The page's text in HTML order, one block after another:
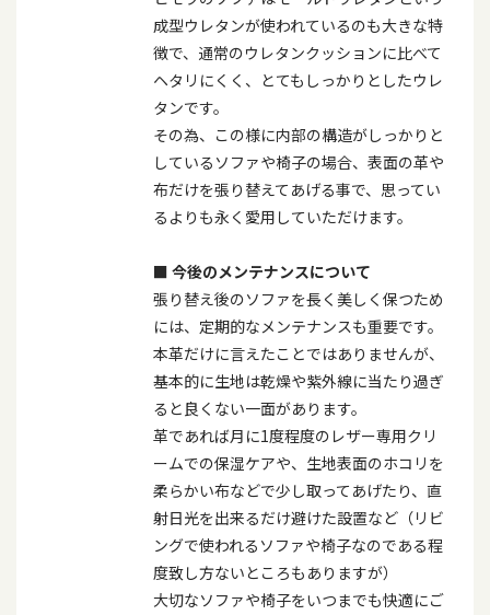
成型ウレタンが使われているのも大きな特
徴で、通常のウレタンクッションに比べて
ヘタリにくく、とてもしっかりとしたウレ
タンです。
その為、この様に内部の構造がしっかりと
しているソファや椅子の場合、表面の革や
布だけを張り替えてあげる事で、思ってい
るよりも永く愛用していただけます。
■ 今後のメンテナンスについて
張り替え後のソファを長く美しく保つため
には、定期的なメンテナンスも重要です。
本革だけに言えたことではありませんが、
基本的に生地は乾燥や紫外線に当たり過ぎ
ると良くない一面があります。
革であれば月に1度程度のレザー専用クリ
ームでの保湿ケアや、生地表面のホコリを
柔らかい布などで少し取ってあげたり、直
射日光を出来るだけ避けた設置など（リビ
ングで使われるソファや椅子なのである程
度致し方ないところもありますが）
大切なソファや椅子をいつまでも快適にご